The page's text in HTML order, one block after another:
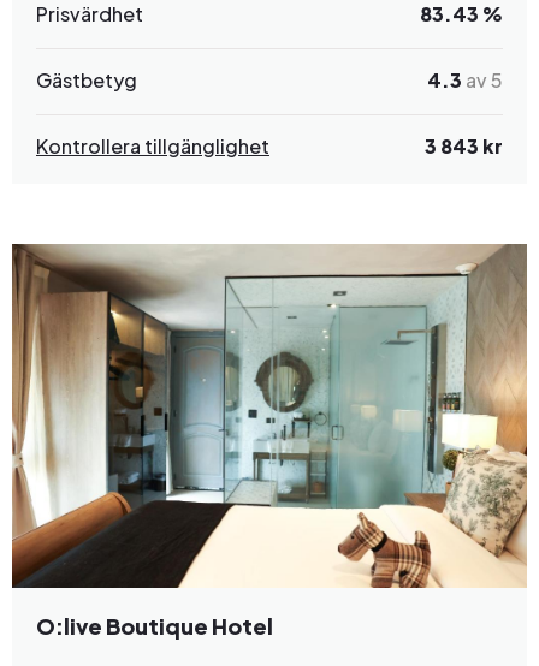
Prisvärdhet 83.43 %
Gästbetyg 4.3 av 5
Kontrollera tillgänglighet 3 843 kr
O:live Boutique Hotel